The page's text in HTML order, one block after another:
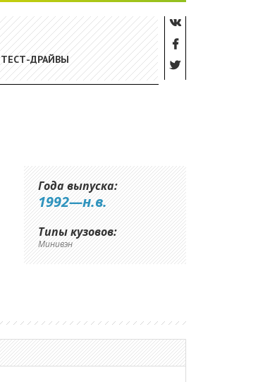
ТЕСТ-ДРАЙВЫ
Года выпуска:
1992—н.в.
Типы кузовов:
Минивэн